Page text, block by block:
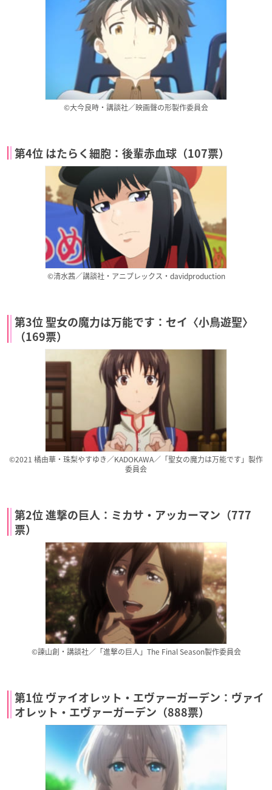
©大今良時・講談社／映画聲の形製作委員会
第4位 はたらく細胞：後輩赤血球（107票）
©清水茜／講談社・アニプレックス・davidproduction
第3位 聖女の魔力は万能です：セイ〈小鳥遊聖〉
（169票）
©2021 橘由華・珠梨やすゆき／KADOKAWA／「聖女の魔力は万能です」製作
委員会
第2位 進撃の巨人：ミカサ・アッカーマン（777
票）
©諫山創・講談社／「進撃の巨人」The Final Season製作委員会
第1位 ヴァイオレット・エヴァーガーデン：ヴァイ
オレット・エヴァーガーデン（888票）